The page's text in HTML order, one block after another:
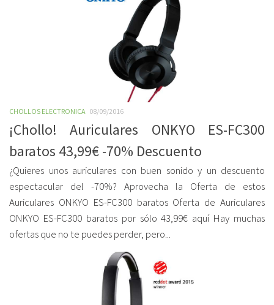
CHOLLOS ELECTRONICA 08/09/2016
¡Chollo! Auriculares ONKYO ES-FC300
baratos 43,99€ -70% Descuento
¿Quieres unos auriculares con buen sonido y un descuento
espectacular del -70%? Aprovecha la Oferta de estos
Auriculares ONKYO ES-FC300 baratos Oferta de Auriculares
ONKYO ES-FC300 baratos por sólo 43,99€ aquí Hay muchas
ofertas que no te puedes perder, pero...